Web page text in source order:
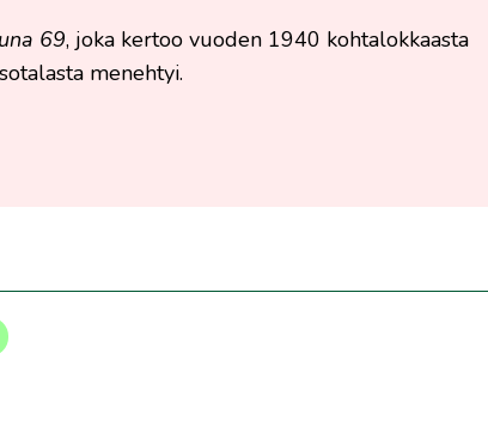
69, joka kertoo vuoden 1940 kohtalokkaasta
menehtyi.